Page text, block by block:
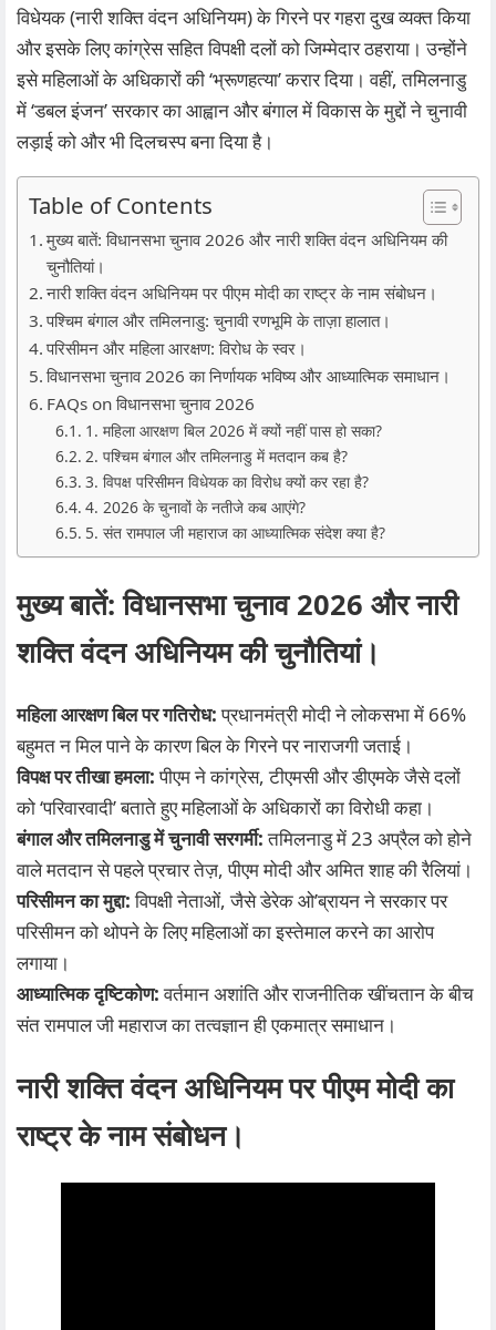
विधेयक (नारी शक्ति वंदन अधिनियम) के गिरने पर गहरा दुख व्यक्त किया
और इसके लिए कांग्रेस सहित विपक्षी दलों को जिम्मेदार ठहराया। उन्होंने
इसे महिलाओं के अधिकारों की ‘भ्रूणहत्या’ करार दिया। वहीं, तमिलनाडु
में ‘डबल इंजन’ सरकार का आह्वान और बंगाल में विकास के मुद्दों ने चुनावी
लड़ाई को और भी दिलचस्प बना दिया है।
Table of Contents
मुख्य बातें: विधानसभा चुनाव 2026 और नारी शक्ति वंदन अधिनियम की
चुनौतियां।
नारी शक्ति वंदन अधिनियम पर पीएम मोदी का राष्ट्र के नाम संबोधन।
पश्चिम बंगाल और तमिलनाडु: चुनावी रणभूमि के ताज़ा हालात।
परिसीमन और महिला आरक्षण: विरोध के स्वर।
विधानसभा चुनाव 2026 का निर्णायक भविष्य और आध्यात्मिक समाधान।
FAQs on विधानसभा चुनाव 2026
1. महिला आरक्षण बिल 2026 में क्यों नहीं पास हो सका?
2. पश्चिम बंगाल और तमिलनाडु में मतदान कब है?
3. विपक्ष परिसीमन विधेयक का विरोध क्यों कर रहा है?
4. 2026 के चुनावों के नतीजे कब आएंगे?
5. संत रामपाल जी महाराज का आध्यात्मिक संदेश क्या है?
मुख्य बातें: विधानसभा चुनाव 2026 और नारी
शक्ति वंदन अधिनियम की चुनौतियां।
महिला आरक्षण बिल पर गतिरोध:प्रधानमंत्री मोदी ने लोकसभा में 66%
बहुमत न मिल पाने के कारण बिल के गिरने पर नाराजगी जताई।
विपक्ष पर तीखा हमला:पीएम ने कांग्रेस, टीएमसी और डीएमके जैसे दलों
को ‘परिवारवादी’ बताते हुए महिलाओं के अधिकारों का विरोधी कहा।
बंगाल और तमिलनाडु में चुनावी सरगर्मी:तमिलनाडु में 23 अप्रैल को होने
वाले मतदान से पहले प्रचार तेज़, पीएम मोदी और अमित शाह की रैलियां।
परिसीमन का मुद्दा:विपक्षी नेताओं, जैसे डेरेक ओ’ब्रायन ने सरकार पर
परिसीमन को थोपने के लिए महिलाओं का इस्तेमाल करने का आरोप
लगाया।
आध्यात्मिक दृष्टिकोण:वर्तमान अशांति और राजनीतिक खींचतान के बीच
संत रामपाल जी महाराज का तत्वज्ञान ही एकमात्र समाधान।
नारी शक्ति वंदन अधिनियम पर पीएम मोदी का
राष्ट्र के नाम संबोधन।